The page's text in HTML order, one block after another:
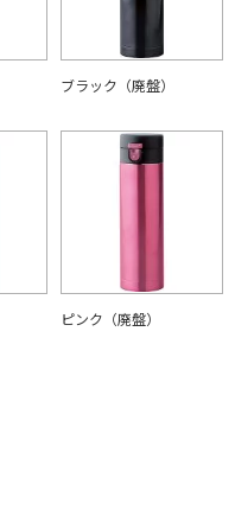
ブラック（廃盤）
ピンク（廃盤）